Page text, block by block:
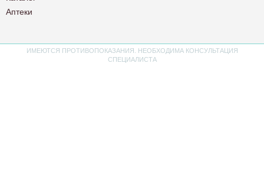
Аптеки
ИМЕЮТСЯ ПРОТИВОПОКАЗАНИЯ. НЕОБХОДИМА КОНСУЛЬТАЦИЯ
СПЕЦИАЛИСТА